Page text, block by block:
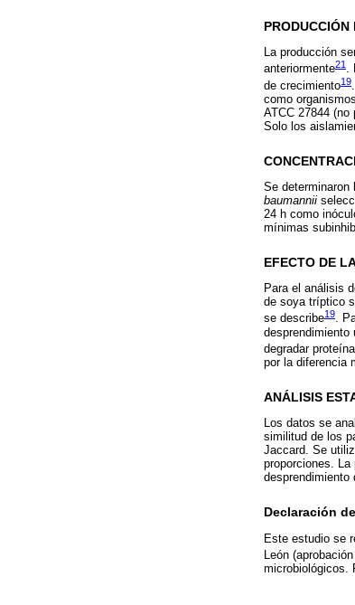
La producción
anteriormente21 .
de crecimiento19
como
ATCC 27844
Solo los
Se
baumannii
24 h como
mínimas
EFECTO DE
Para el análisis
de soya tríptico
se describe19.
desprendimiento
degradar
por la diferencia
ANÁLISIS
Los datos se
similitud de los
Jaccard. Se
proporciones.
Declaración
Este estudio se
León (aprobación
microbiológicos.